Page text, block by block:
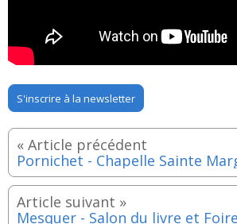
S'inscrire à la newsletter